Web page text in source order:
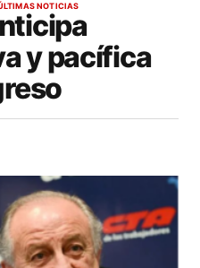
NOTICIAS
y pacífica